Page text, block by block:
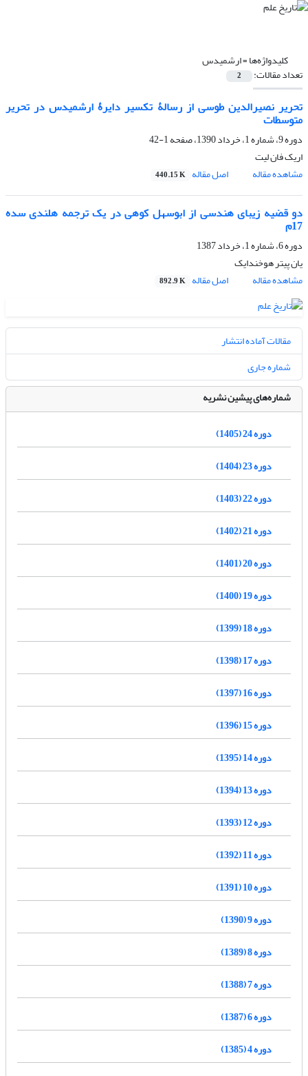
کلیدواژه‌ها =ارشمیدس
تعداد مقالات: 2
تحریر نصیرالدین طوسی از رسالۀ تکسیر دایرۀ ارشمیدس در تحریر
متوسطات
دوره 9، شماره 1، خرداد 1390، صفحه
1-42
اریک فان لیت
مشاهده مقاله
اصل مقاله 440.15 K
دو قضیه زیبای هندسی از ابوسهل کوهی در یک ترجمه هلندی سده
17م
دوره 6، شماره 1، خرداد 1387
یان پیتر هوخندایک
مشاهده مقاله
اصل مقاله 892.9 K
مقالات آماده انتشار
شماره جاری
شماره‌های پیشین نشریه
دوره 24 (1405)
دوره 23 (1404)
دوره 22 (1403)
دوره 21 (1402)
دوره 20 (1401)
دوره 19 (1400)
دوره 18 (1399)
دوره 17 (1398)
دوره 16 (1397)
دوره 15 (1396)
دوره 14 (1395)
دوره 13 (1394)
دوره 12 (1393)
دوره 11 (1392)
دوره 10 (1391)
دوره 9 (1390)
دوره 8 (1389)
دوره 7 (1388)
دوره 6 (1387)
دوره 4 (1385)